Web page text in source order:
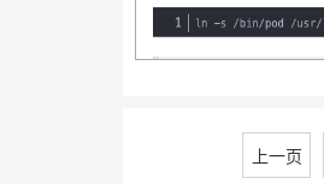
上一页